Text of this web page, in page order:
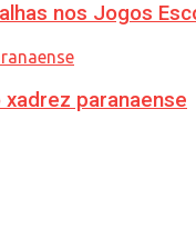
nos Jogos
paranaense